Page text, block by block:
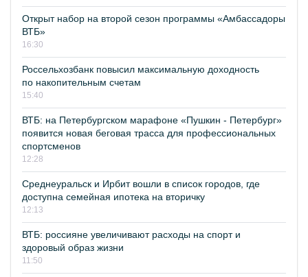
Открыт набор на второй сезон программы «Амбассадоры
ВТБ»
16:30
Россельхозбанк повысил максимальную доходность
по накопительным счетам
15:40
ВТБ: на Петербургском марафоне «Пушкин - Петербург»
появится новая беговая трасса для профессиональных
спортсменов
12:28
Среднеуральск и Ирбит вошли в список городов, где
доступна семейная ипотека на вторичку
12:13
ВТБ: россияне увеличивают расходы на спорт и
здоровый образ жизни
11:50